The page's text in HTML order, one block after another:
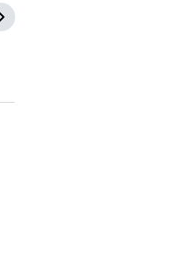
www.merriam-webster.com